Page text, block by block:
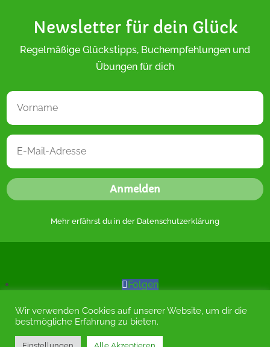
Newsletter für dein Glück
Regelmäßige Glückstipps, Buchempfehlungen und
Übungen für dich
Anmelden
Mehr erfährst du in der Datenschutzerklärung
Folgen
Folgen
Wir verwenden Cookies auf unserer Website, um dir die
bestmögliche Erfahrung zu bieten.